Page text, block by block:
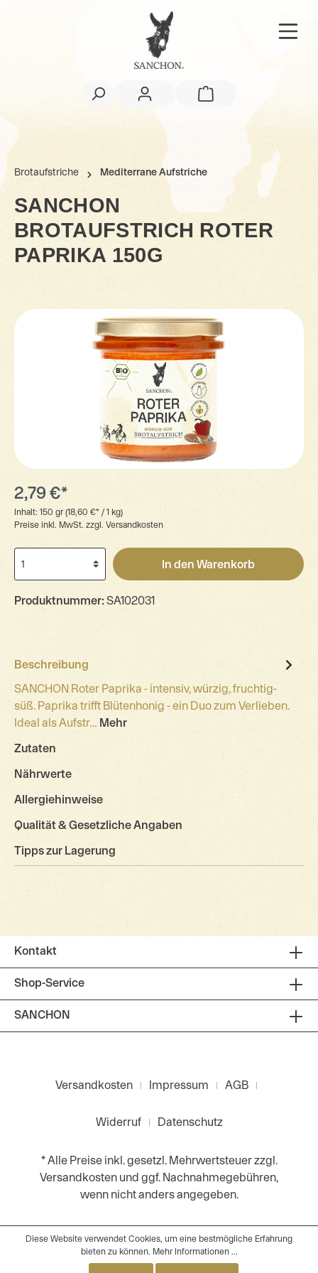
Brotaufstriche Mediterrane Aufstriche
SANCHON
BROTAUFSTRICH ROTER
PAPRIKA 150G
2,79 €*
Inhalt: 150 gr(18,60 €* / 1 kg)
Preise inkl. MwSt. zzgl. Versandkosten
In den Warenkorb
Produktnummer:SA102031
Beschreibung
SANCHON Roter Paprika - intensiv, würzig, fruchtig-
süß. Paprika trifft Blütenhonig - ein Duo zum Verlieben.
Ideal als Aufstr… Mehr
Zutaten
Nährwerte
Allergiehinweise
Qualität & Gesetzliche Angaben
Tipps zur Lagerung
Kontakt
Shop-Service
SANCHON
Versandkosten Impressum AGB
Widerruf Datenschutz
* Alle Preise inkl. gesetzl. Mehrwertsteuer zzgl.
Versandkosten und ggf. Nachnahmegebühren,
wenn nicht anders angegeben.
Diese Website verwendet Cookies, um eine bestmögliche Erfahrung
bieten zu können. Mehr Informationen ...